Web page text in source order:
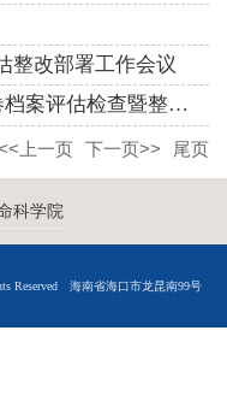
整改部署工作会议
我院2024-2025学年第二学期试卷档案评估检查暨整改工作
上一页 下一页>> 尾页
科学院
Reserved 海南省海口市龙昆南99号